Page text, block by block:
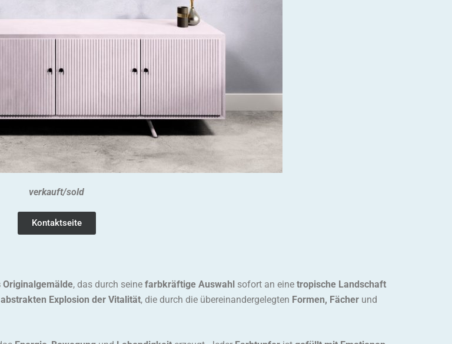
verkauft/sold
Kontaktseite
, das durch seine farbkräftige Auswahl sofort an eine tropische Landschaft
abstrakten Explosion der Vitalität, die durch die übereinandergelegten Formen, Fächer und